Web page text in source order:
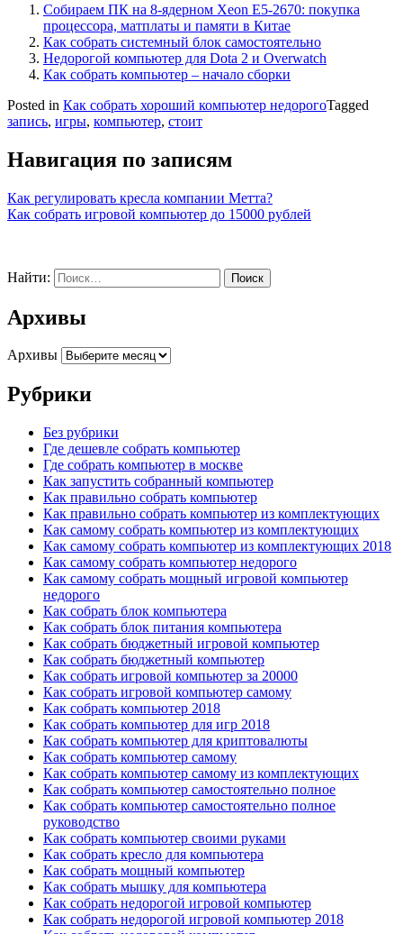
Собираем ПК на 8-ядерном Xeon E5-2670: покупка
процессора, матплаты и памяти в Китае
Как собрать системный блок самостоятельно
Недорогой компьютер для Dota 2 и Overwatch
Как собрать компьютер – начало сборки
Posted in Как собрать хороший компьютер недорогоTagged
запись, игры, компьютер, стоит
Навигация по записям
Как регулировать кресла компании Метта?
Как собрать игровой компьютер до 15000 рублей
Найти:
Архивы
Архивы
Рубрики
Без рубрики
Где дешевле собрать компьютер
Где собрать компьютер в москве
Как запустить собранный компьютер
Как правильно собрать компьютер
Как правильно собрать компьютер из комплектующих
Как самому собрать компьютер из комплектующих
Как самому собрать компьютер из комплектующих 2018
Как самому собрать компьютер недорого
Как самому собрать мощный игровой компьютер
недорого
Как собрать блок компьютера
Как собрать блок питания компьютера
Как собрать бюджетный игровой компьютер
Как собрать бюджетный компьютер
Как собрать игровой компьютер за 20000
Как собрать игровой компьютер самому
Как собрать компьютер 2018
Как собрать компьютер для игр 2018
Как собрать компьютер для криптовалюты
Как собрать компьютер самому
Как собрать компьютер самому из комплектующих
Как собрать компьютер самостоятельно полное
Как собрать компьютер самостоятельно полное
руководство
Как собрать компьютер своими руками
Как собрать кресло для компьютера
Как собрать мощный компьютер
Как собрать мышку для компьютера
Как собрать недорогой игровой компьютер
Как собрать недорогой игровой компьютер 2018